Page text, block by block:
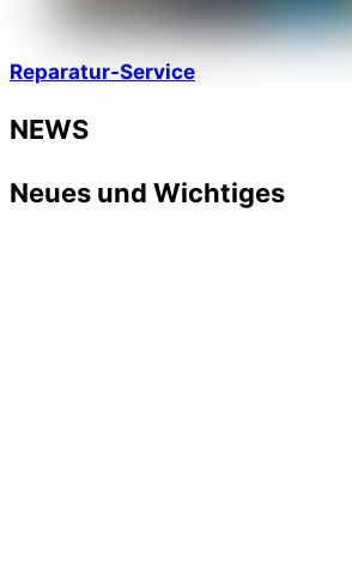
Reparatur-Service
NEWS
Neues und Wichtiges